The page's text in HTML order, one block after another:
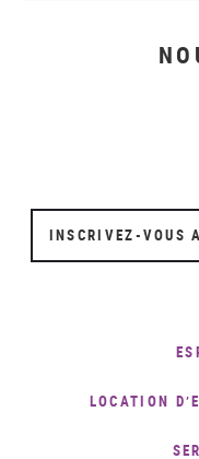
INSCRIVEZ-VOUS
LOCATION